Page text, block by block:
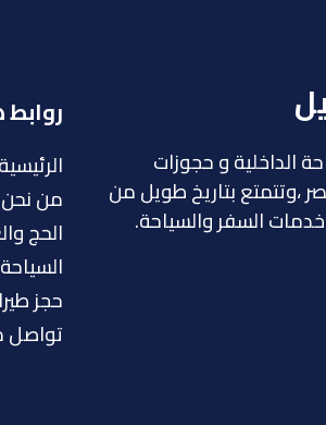
الداخلية و حجوزات
،وتتمتع بتاريخ طويل من
السفر والسياحة.
الرئيسية
من نحن
الحج
حجز
تواصل